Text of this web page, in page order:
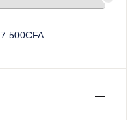
7.500CFA